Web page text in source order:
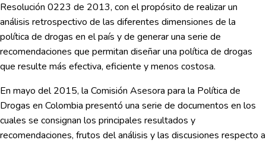
Resolución 0223 de 2013, con el propósito de realizar un
análisis retrospectivo de las diferentes dimensiones de la
política de drogas en el país y de generar una serie de
recomendaciones que permitan diseñar una política de drogas
que resulte más efectiva, eficiente y menos costosa.
En mayo del 2015, la Comisión Asesora para la Política de
Drogas en Colombia presentó una serie de documentos en los
cuales se consignan los principales resultados y
recomendaciones, frutos del análisis y las discusiones respecto a